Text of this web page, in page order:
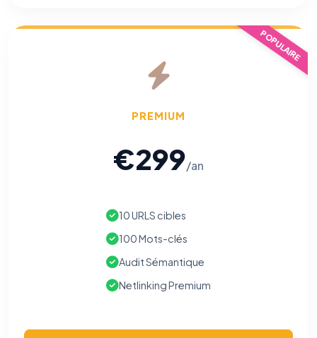
POPULAIRE
PREMIUM
€299/an
10 URLS cibles
100 Mots-clés
Audit Sémantique
Netlinking Premium